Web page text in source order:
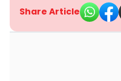
Share Article